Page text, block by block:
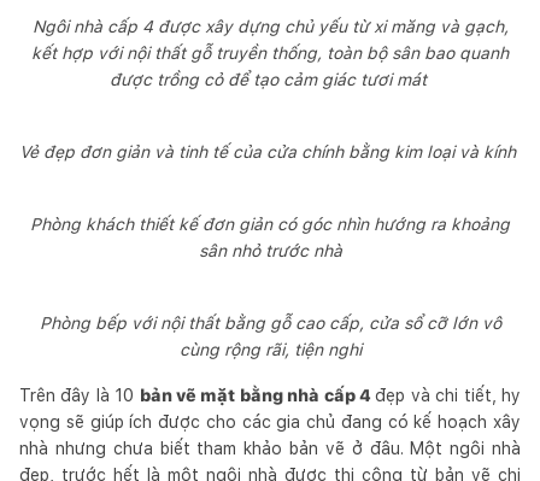
Ngôi nhà cấp 4 được xây dựng chủ yếu từ xi măng và gạch,
kết hợp với nội thất gỗ truyền thống, toàn bộ sân bao quanh
được trồng cỏ để tạo cảm giác tươi mát
Vẻ đẹp đơn giản và tinh tế của cửa chính bằng kim loại và kính
Phòng khách thiết kế đơn giản có góc nhìn hướng ra khoảng
sân nhỏ trước nhà
Phòng bếp với nội thất bằng gỗ cao cấp, cửa sổ cỡ lớn vô
cùng rộng rãi, tiện nghi
Trên đây là 10 bản vẽ mặt bằng nhà cấp 4đẹp và chi tiết, hy
vọng sẽ giúp ích được cho các gia chủ đang có kế hoạch xây
nhà nhưng chưa biết tham khảo bản vẽ ở đâu. Một ngôi nhà
đẹp, trước hết là một ngôi nhà được thi công từ bản vẽ chi